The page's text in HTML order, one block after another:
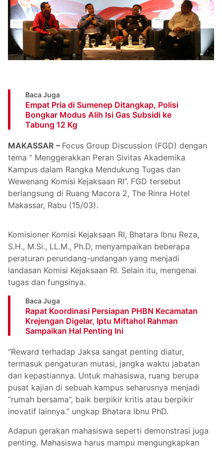
Baca Juga
Empat Pria di Sumenep Ditangkap, Polisi
Bongkar Modus Alih Isi Gas Subsidi ke
Tabung 12 Kg
MAKASSAR – Focus Group Discussion (FGD) dengan
tema “ Menggerakkan Peran Sivitas Akademika
Kampus dalam Rangka Mendukung Tugas dan
Wewenang Komisi Kejaksaan RI”. FGD tersebut
berlangsung di Ruang Macora 2, The Rinra Hotel
Makassar, Rabu (15/03).
Komisioner Komisi Kejaksaan RI, Bhatara Ibnu Reza,
S.H., M.Si., LL.M., Ph.D, menyampaikan beberapa
peraturan perundang-undangan yang menjadi
landasan Komisi Kejaksaan RI. Selain itu, mengenai
tugas dan fungsinya.
Baca Juga
Rapat Koordinasi Persiapan PHBN Kecamatan
Krejengan Digelar, Iptu Miftahol Rahman
Sampaikan Hal Penting Ini
“Reward terhadap Jaksa sangat penting diatur,
termasuk pengaturan mutasi, jangka waktu jabatan
dan kepastiannya. Untuk mahasiswa, ruang berupa
pusat kajian di sebuah kampus seharusnya menjadi
“rumah bersama”, baik berpikir kritis atau berpikir
inovatif lainnya.” ungkap Bhatara Ibnu PhD.
Adapun gerakan mahasiswa seperti demonstrasi juga
penting. Mahasiswa harus mampu mengungkapkan